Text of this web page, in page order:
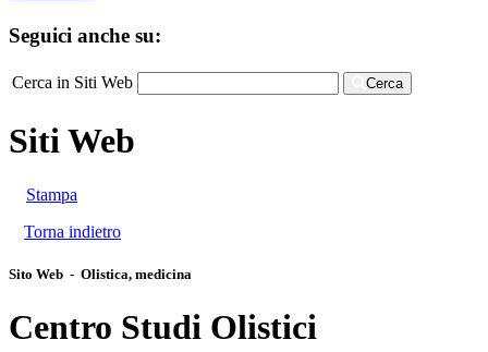
Seguici anche su:
Cerca in Siti Web Cerca
Siti Web
Stampa
Torna indietro
Sito Web - Olistica, medicina
Centro Studi Olistici